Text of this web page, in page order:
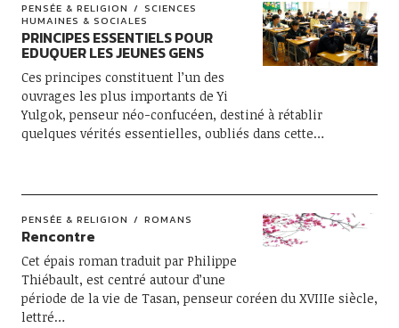
PENSÉE & RELIGION
SCIENCES
HUMAINES & SOCIALES
PRINCIPES ESSENTIELS POUR
EDUQUER LES JEUNES GENS
Ces principes constituent l’un des
ouvrages les plus importants de Yi
Yulgok, penseur néo-confucéen, destiné à rétablir
quelques vérités essentielles, oubliés dans cette…
PENSÉE & RELIGION ROMANS
Rencontre
Cet épais roman traduit par Philippe
Thiébault, est centré autour d’une
période de la vie de Tasan, penseur coréen du XVIIIe siècle,
lettré…